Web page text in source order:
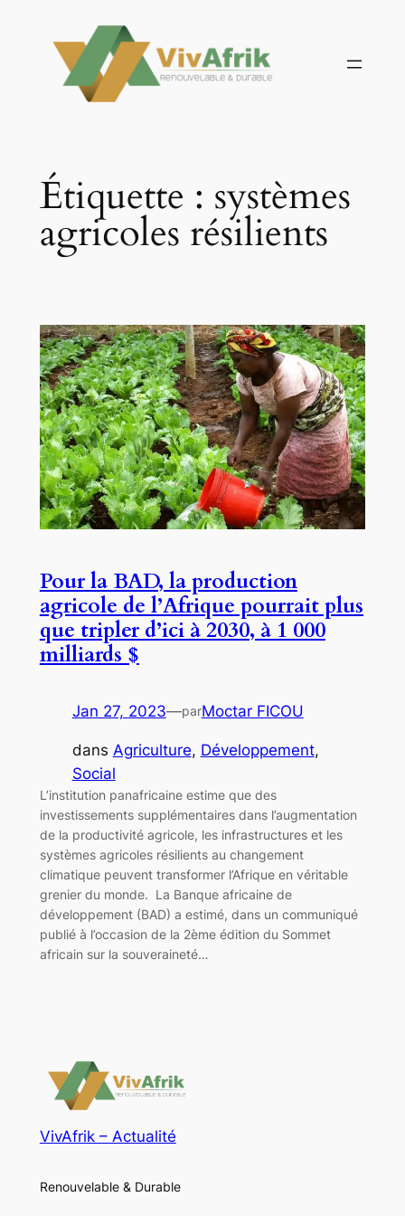
contenu
Étiquette : systèmes
agricoles résilients
Pour la BAD, la production
agricole de l’Afrique pourrait plus
que tripler d’ici à 2030, à 1 000
milliards $
Jan 27, 2023—parMoctar FICOU
dans Agriculture, Développement
Social
L’institution panafricaine estime que des
investissements supplémentaires dans l’augmentation
de la productivité agricole, les infrastructures et les
systèmes agricoles résilients au changement
climatique peuvent transformer l’Afrique en véritable
grenier du monde. La Banque africaine de
développement (BAD) a estimé, dans un communiqué
publié à l’occasion de la 2ème édition du Sommet
africain sur la souveraineté…
VivAfrik – Actualité
Renouvelable & Durable